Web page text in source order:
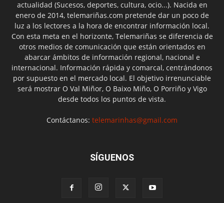
actualidad (Sucesos, deportes, cultura, ocio...). Nacida en
enero de 2014, telemariñas.com pretende dar un poco de
luz a los lectores a la hora de encontrar información local.
Con esta meta en el horizonte, Telemariñas se diferencia de
otros medios de comunicación que están orientados en
abarcar ámbitos de información regional, nacional e
internacional. Información rápida y comarcal, centrándonos
por supuesto en el mercado local. El objetivo irrenunciable
será mostrar O Val Miñor, O Baixo Miño, O Porriño y Vigo
desde todos los puntos de vista.
Contáctanos: telemarinhas@gmail.com
SÍGUENOS